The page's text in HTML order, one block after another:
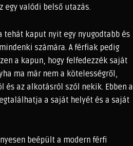
egy valódi belső utazás.
tehát kaput nyit egy nyugodtabb és
számára. A férfiak pedig
a kapun, hogy felfedezzék saját
ma már nem a kötelességről,
és az alkotásról szól nekik. Ebben a
a saját helyét és a saját
beépült a modern férfi